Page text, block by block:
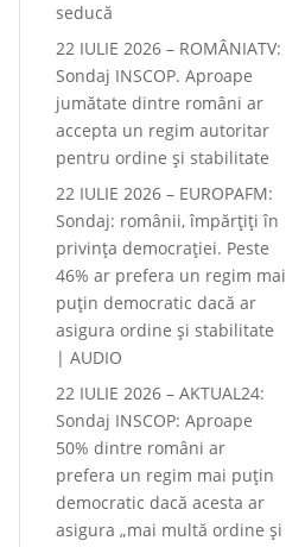
seducă
22 IULIE 2026 – ROMÂNIATV:
Sondaj INSCOP. Aproape
jumătate dintre români ar
accepta un regim autoritar
pentru ordine și stabilitate
22 IULIE 2026 – EUROPAFM:
Sondaj: românii, împărțiți în
privința democrației. Peste
46% ar prefera un regim mai
puțin democratic dacă ar
asigura ordine și stabilitate
| AUDIO
22 IULIE 2026 – AKTUAL24:
Sondaj INSCOP: Aproape
50% dintre români ar
prefera un regim mai puțin
democratic dacă acesta ar
asigura „mai multă ordine și